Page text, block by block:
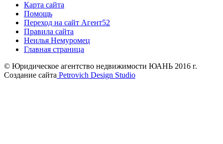
Карта сайта
Помощь
Переход на сайт Aгент52
Правила сайта
Неилья Немуромец
Главная страница
© Юридическое агентство недвижимости ЮАНЬ 2016 г.
Создание сайта Petrovich Design Studio